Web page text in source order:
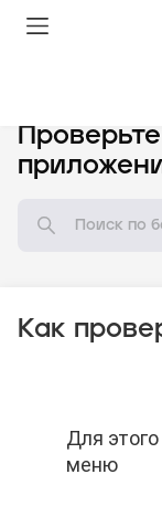
Как
Для
меню
Для
меню
Для
меню